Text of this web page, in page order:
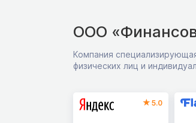
ООО
Компания
физических лиц и
5.0